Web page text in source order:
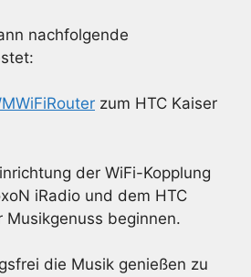
nachfolgende
zum HTC Kaiser
der WiFi-Kopplung
iRadio und dem HTC
Musikgenuss beginnen.
die Musik genießen zu